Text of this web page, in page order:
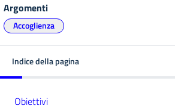
Argomenti
Accoglienza
Indice della pagina
Obiettivi